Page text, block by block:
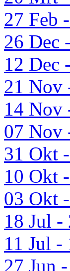
27 Feb
26 Dec
12 Dec
21 Nov
14 Nov
07 Nov
31 Okt
10 Okt
03 Okt
18 Jul -
11 Jul -
27 Jun